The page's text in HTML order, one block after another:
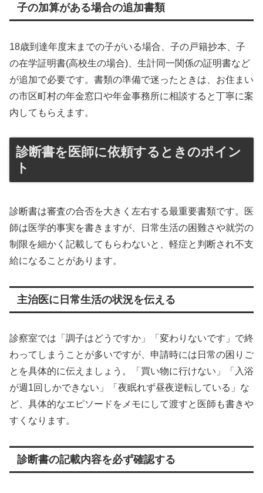
子の加算がある場合の追加書類
18歳到達年度末までの子がいる場合、子の戸籍抄本、子
の在学証明書(高校生の場合)、生計同一関係の証明書など
が追加で必要です。書類の準備で迷ったときは、お住まい
の市区町村の年金窓口や年金事務所に相談すると丁寧に案
内してもらえます。
診断書を医師に依頼するときのポイン
ト
診断書は審査の合否を大きく左右する最重要書類です。医
師は医学的事実を書きますが、日常生活の困難さや就労の
制限を細かく記載してもらわないと、軽症と判断され不支
給になることがあります。
主治医に日常生活の状況を伝える
診察室では「調子はどうですか」「変わりないです」で終
わってしまうことが多いですが、申請時には日常の困りご
とを具体的に伝えましょう。「買い物に行けない」「入浴
が週1回しかできない」「夜眠れず昼夜逆転している」な
ど、具体的なエピソードをメモにして渡すと医師も書きや
すくなります。
診断書の記載内容を必ず確認する